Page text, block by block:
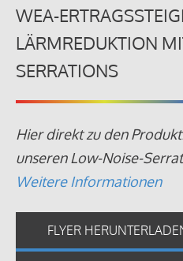
WEA-
LÄRMREDUKTION
SERRATIONS
Hier direkt zu den
unseren Low-Noise-
Weitere Informationen
FLYER